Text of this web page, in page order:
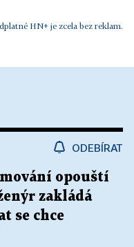
HN+ je zcela bez reklam.
ODEBÍRAT
opouští
zakládá
se chce